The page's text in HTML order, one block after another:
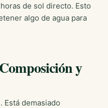
de sol directo. Esto
algo de agua para
y
Está demasiado